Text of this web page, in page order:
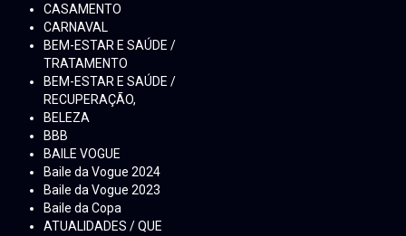
CASAMENTO
CARNAVAL
BEM-ESTAR E SAÚDE /
TRATAMENTO
BEM-ESTAR E SAÚDE /
RECUPERAÇÃO,
BELEZA
BBB
BAILE VOGUE
Baile da Vogue 2024
Baile da Vogue 2023
Baile da Copa
ATUALIDADES / QUE